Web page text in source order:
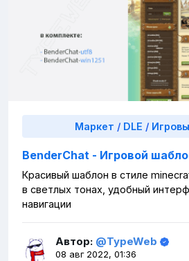
Маркет / DLE /
BenderChat - Игровой
Красивый шаблон в стиле
в светлых тонах, удобный
навигации
Автор: @TypeWeb
08 авг 2022, 01:36